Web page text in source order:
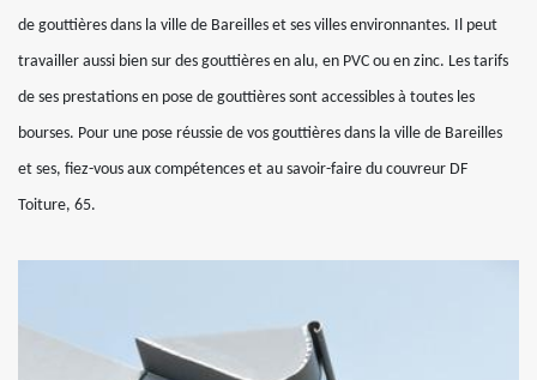
de gouttières dans la ville de Bareilles et ses villes environnantes. Il peut
travailler aussi bien sur des gouttières en alu, en PVC ou en zinc. Les tarifs
de ses prestations en pose de gouttières sont accessibles à toutes les
bourses. Pour une pose réussie de vos gouttières dans la ville de Bareilles
et ses, fiez-vous aux compétences et au savoir-faire du couvreur DF
Toiture, 65.